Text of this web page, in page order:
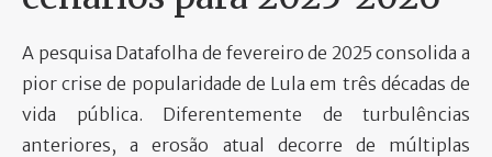
A pesquisa Datafolha de fevereiro de 2025 consolida a
pior crise de popularidade de Lula em três décadas de
vida pública. Diferentemente de turbulências
anteriores, a erosão atual decorre de múltiplas